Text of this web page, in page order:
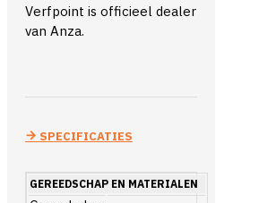
Verfpoint is officieel dealer
van Anza.
SPECIFICATIES
GEREEDSCHAP EN MATERIALEN